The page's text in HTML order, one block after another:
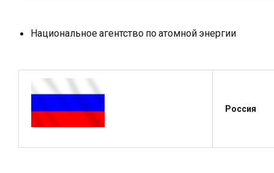
Национальное агентство по атомной энергии
Россия